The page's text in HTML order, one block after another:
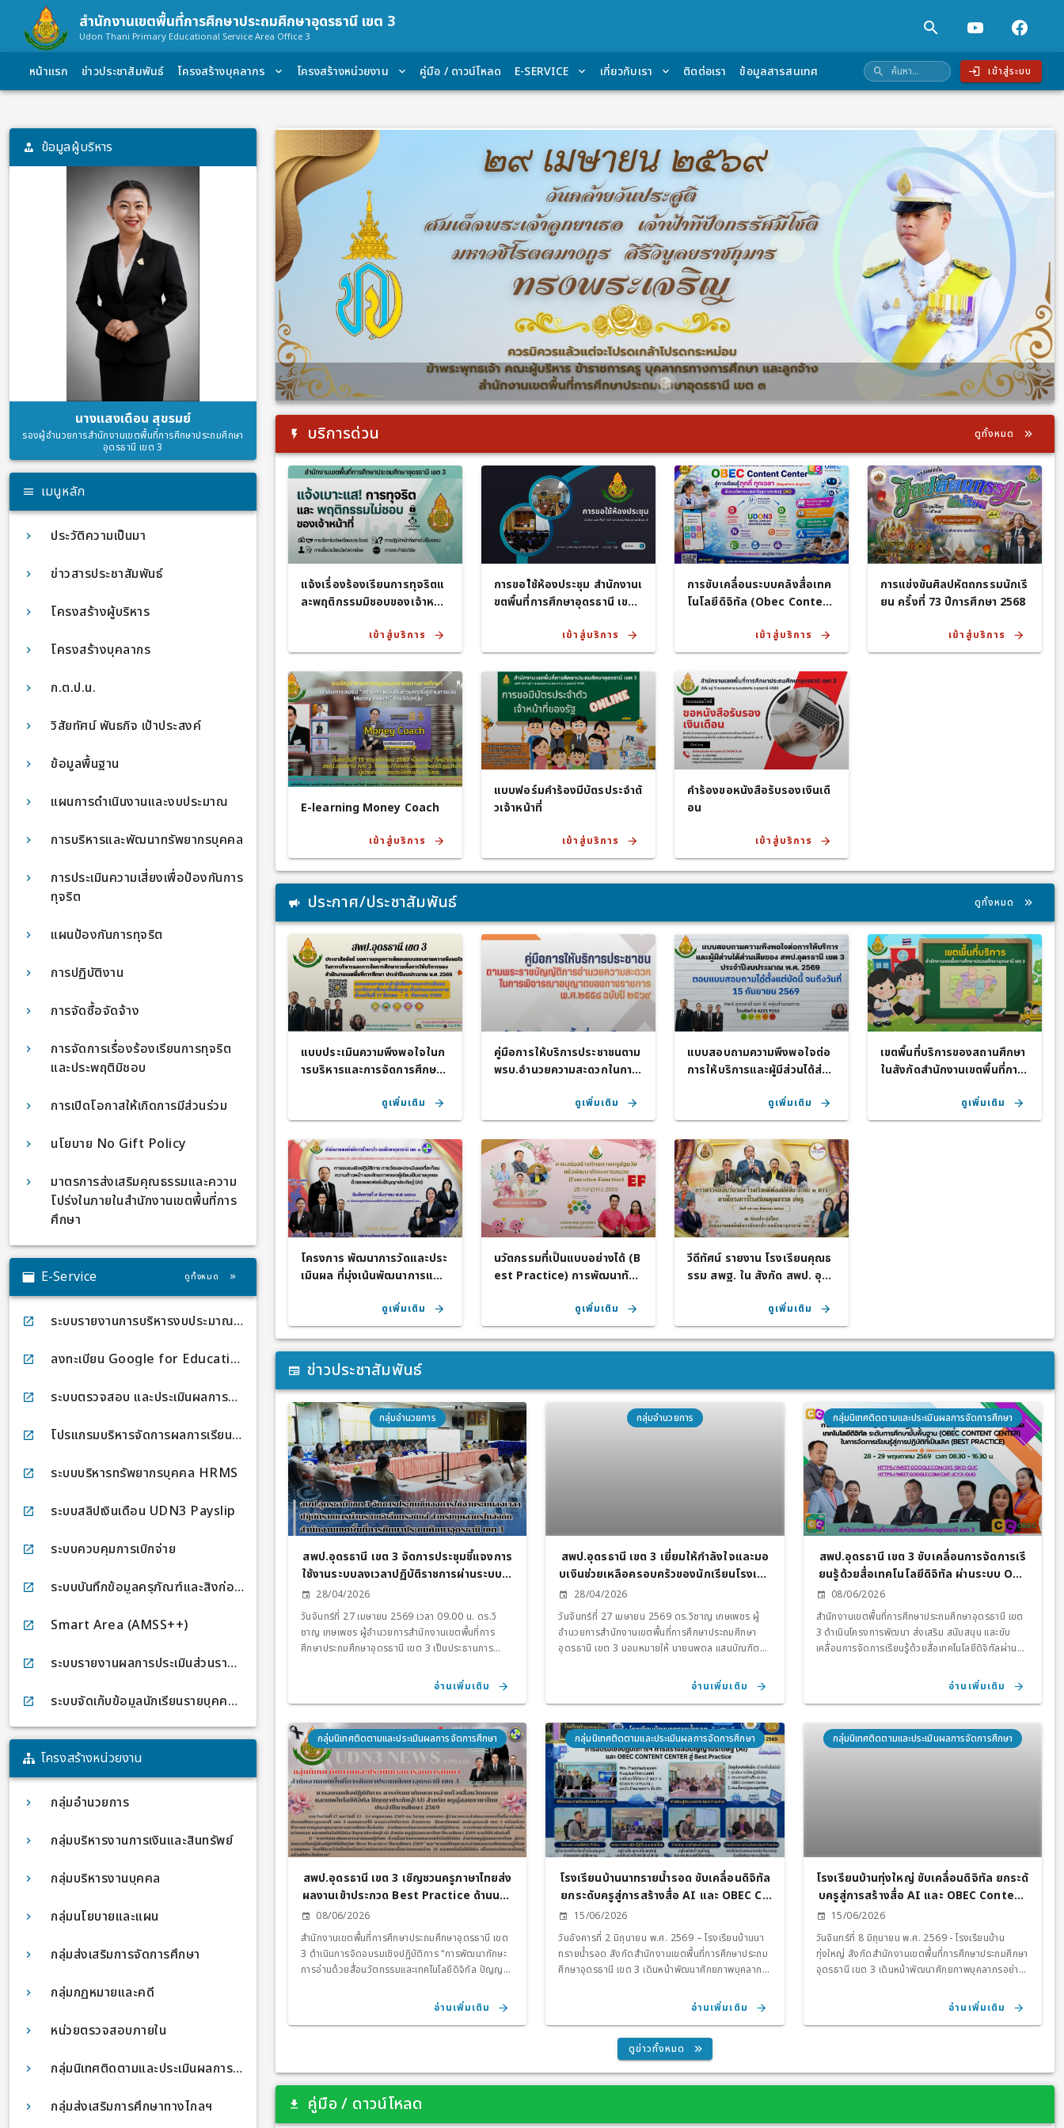
สำนักงานเขตพื้นที่การศึกษาประถมศึกษาอุดรธานี เขต 3
Udon Thani Primary Educational Service Area Office 3
หน้าแรก ข่าวประชาสัมพันธ์ โครงสร้างบุคลากร โครงสร้างหน่วยงาน คู่มือ / ดาวน์โหลด E-SERVICE เกี่ยวกับเรา ติดต่อเรา ข้อมูลสารสนเทศ ค้นหา... เข้าสู่ระบบ
ข้อมูลผู้บริหาร
นางแสงเดือน สุขรมย์
รองผู้อำนวยการสำนักงานเขตพื้นที่การศึกษาประถมศึกษา
อุดรธานี เขต 3
เมนูหลัก
ประวัติความเป็นมา
ข่าวสารประชาสัมพันธ์
โครงสร้างผู้บริหาร
โครงสร้างบุคลากร
ก.ต.ป.น.
วิสัยทัศน์ พันธกิจ เป้าประสงค์
ข้อมูลพื้นฐาน
แผนการดำเนินงานและงบประมาณ
การบริหารและพัฒนาทรัพยากรบุคคล
การประเมินความเสี่ยงเพื่อป้องกันการ
ทุจริต
แผนป้องกันการทุจริต
การปฏิบัติงาน
การจัดซื้อจัดจ้าง
การจัดการเรื่องร้องเรียนการทุจริต
และประพฤติมิชอบ
การเปิดโอกาสให้เกิดการมีส่วนร่วม
นโยบาย No Gift Policy
มาตรการส่งเสริมคุณธรรมและความ
โปร่งในภายในสำนักงานเขตพื้นที่การ
ศึกษา
E-Service ดูทั้งหมด
ระบบรายงานการบริหารงบประมาณรายจ่ายประจำปี E-BUDGET
ลงทะเบียน Google for Education
ระบบตรวจสอบ และประเมินผลการดำเนินงาน eMENSCR
โปรแกรมบริหารจัดการผลการเรียน SCHOOL-MIS
ระบบบริหารทรัพยากรบุคคล HRMS
ระบบสลิปเงินเดือน UDN3 Payslip
ระบบควบคุมการเบิกจ่าย
ระบบบันทึกข้อมูลครุภัณฑ์และสิ่งก่อสร้าง OBEC-ASSETS
Smart Area (AMSS++)
ระบบรายงานผลการประเมินส่วนราชการ KRS
ระบบจัดเก็บข้อมูลนักเรียนรายบุคคล DMC ปีการศึกษา 2569
โครงสร้างหน่วยงาน
กลุ่มอำนวยการ
กลุ่มบริหารงานการเงินและสินทรัพย์
กลุ่มบริหารงานบุคคล
กลุ่มนโยบายและแผน
กลุ่มส่งเสริมการจัดการศึกษา
กลุ่มกฏหมายและคดี
หน่วยตรวจสอบภายใน
กลุ่มนิเทศติดตามและประเมินผลการจัดการศึกษา
กลุ่มส่งเสริมการศึกษาทางไกลฯ
บริการด่วน ดูทั้งหมด
แจ้งเรื่องร้องเรียนการทุจริตแ
ละพฤติกรรมมิชอบของเจ้าหน้า
เข้าสู่บริการ
การขอใ้ช้ห้องประชุม สำนักงานเ
ขตพื้นที่การศึกษาอุดรธานี เขต
เข้าสู่บริการ
การขับเคลื่อนระบบคลังสื่อเทค
โนโลยีดิจิทัล (Obec Content
เข้าสู่บริการ
การแข่งขันศิลปหัตถกรรมนักเรี
ยน ครั้งที่ 73 ปีการศึกษา 2568
เข้าสู่บริการ
E-learning Money Coach
เข้าสู่บริการ
แบบฟอร์มคำร้องมีบัตรประจำตั
วเจ้าหน้าที่
เข้าสู่บริการ
คำร้องขอหนังสือรับรองเงินเดื
อน
เข้าสู่บริการ
ประกาศ/ประชาสัมพันธ์ ดูทั้งหมด
แบบประเมินความพึงพอใจในก
ารบริหารและการจัดการศึกษา
งานเขตพื้นที่การศึกษา ประจำปี
งบประมาณ พ.ศ. 2569
ดูเพิ่มเติม
คู่มือการให้บริการประชาชนตาม
พรบ.อำนวยความสะดวกในการ
ดูเพิ่มเติม
แบบสอบถามความพึงพอใจต่อ
การให้บริการและผู้มีส่วนได้ส่วน
ดูเพิ่มเติม
เขตพื้นที่บริการของสถานศึกษา
ในสังกัดสำนักงานเขตพื้นที่การ
ดูเพิ่มเติม
โครงการ พัฒนาการวัดและประ
เมินผล ที่มุ่งเน้นพัฒนาการและ
ดูเพิ่มเติม
นวัตกรรมที่เป็นแบบอย่างได้ (B
est Practice) การพัฒนาทัก
ction : EF) ระดับปฐมวัย ในกา
รป้องกันและแก้ไขปัญหายาเสพ
ติดในสถานศึกษา
ดูเพิ่มเติม
วีดีทัศน์ รายงาน โรงเรียนคุณธ
รรม สพฐ. ใน สังกัด สพป. อุดร
ดูเพิ่มเติม
ข่าวประชาสัมพันธ์
กลุ่มอำนวยการ
สพป.อุดรธานี เขต 3 จัดการประชุมชี้แจงการ
ใช้งานระบบลงเวลาปฏิบัติราชการผ่านระบบอิเ
ล็กทรอนิกส์ สำหรับบุคลากรในสังกัดสำนักงา
นเขตพื้นที่การศึกษาประถมศึกษาอุดรธานี เขต
3
28/04/2026
วันจันทร์ที่ 27 เมษายน 2569 เวลา 09.00 น. ดร.วิ
ชาญ เกษเพชร ผู้อำนวยการสำนักงานเขตพื้นที่การ
ศึกษาประถมศึกษาอุดรธานี เขต 3 เป็นประธานการ
ระบบอิเล็กทรอนิกส์ สำหรับบุคลากรในสังกัดสำนักงาน
ผอ.สพป.อุดรธานี เขต 3 พร้อมด้วย ผู้อำนวยการกลุ่ม/
หน่วย คณะศึกษานิเทศก์ และบุคลากรในสังกัด
สพป.อุดรธานี เขต 3 เข้าร่วมการประชุม ณ ห้องประชุม
สพป.อด.3 สำนักงานเขตพื้นที่การศึกษาประถมศึกษา
อุดรธานี เขต 3
อ่านเพิ่มเติม
กลุ่มอำนวยการ
สพป.อุดรธานี เขต 3 เยี่ยมให้กำลังใจและมอ
บเงินช่วยเหลือครอบครัวของนักเรียนโรงเรีย
นบ้านหนองกาโนนสิมมา อำเภอบ้านดุง ที่เสีย
ชีวิต จากโครงการ “น้ำใจล้นหลาม ลูก ๆ อุดร
ธานี 3 อิ่มอุ่น”
28/04/2026
วันจันทร์ที่ 27 เมษายน 2569 ดร.วิชาญ เกษเพชร ผู้
อำนวยการสำนักงานเขตพื้นที่การศึกษาประถมศึกษา
อุดรธานี เขต 3 มอบหมายให้ นายนพดล แสนบัณฑิต
ส่งเสริมการจัดการศึกษา เยี่ยมให้กำลังใจและมอบเงิน
เป็นนักเรียนระดับชั้นประถมศึกษาปีที่ 1 จำนวน 5,000
บาท จากบัญชี “น้ำใจล้นหลาม ลูก ๆ อุดรธานี 3 อิ่มอุ่น”
ณ บ้านโนนสิมมาเหนือ ตำบลบ้านจันทร์ อำเภอบ้านดุง
จังหวัดอุดรธานี
อ่านเพิ่มเติม
กลุ่มนิเทศติดตามและประเมินผลการจัดการศึกษา
สพป.อุดรธานี เขต 3 ขับเคลื่อนการจัดการเรี
ยนรู้ด้วยสื่อเทคโนโลยีดิจิทัล ผ่านระบบ OBE
C Content Center พร้อมส่งเสริมการสร้า
งนวัตกรรมและคัดเลือกผลงาน Best Pract
ice ปีการศึกษา 2569
08/06/2026
สำนักงานเขตพื้นที่การศึกษาประถมศึกษาอุดรธานี เขต
3 ดำเนินโครงการพัฒนา ส่งเสริม สนับสนุน และขับ
เคลื่อนการจัดการเรียนรู้ด้วยสื่อเทคโนโลยีดิจิทัลผ่าน
(OBEC Content Center) เพื่อยกระดับคุณภาพการ
ศึกษา สามารถเข้าถึงองค์ความรู้ สื่อการเรียนรู้ และ
นวัตกรรมทางการศึกษาที่มีคุณภาพ นำไปประยุกต์ใช้ใน
หรือผู้ได้รับมอบหมาย เพื่อรับฟังแนวทางการดำเนินงาน
และสร้างความเข้าใจในการใช้งานระบบ OBEC
Content Center 📅 วันที่ 7 พฤษภาคม 2569 🕣
เวลา 08.30 – 12.00 น. 💻 ผ่านระบบประชุมออนไลน์
Google Meet 2. การคัดเลือกผลงานที่มีวิธีปฏิบัติที่
เป็นเลิศ (Best Practice) เปิดโอกาสให้สถานศึกษา ครู
และบุคลากรทางการศึกษา ส่งผลงานเข้ารับการคัด
เลือกผลงานที่มีวิธีปฏิบัติที่เป็นเลิศ (Best Practice)
ผลงานจำนวน 3 เล่ม 📅 ภายในวันที่ 10 มิถุนายน
2569 📍 ห้องนิเทศ ติดตามและประเมินผลการจัดการ
ประถมศึกษาอุดรธานี เขต 3 จะดำเนินการพิจารณาคัด
ประถมศึกษาอุดรธานี เขต 3 โดยผลงานที่ได้รับรางวัล
อ่านเพิ่มเติม
กลุ่มนิเทศติดตามและประเมินผลการจัดการศึกษา
สพป.อุดรธานี เขต 3 เชิญชวนครูภาษาไทยส่ง
ผลงานเข้าประกวด Best Practice ด้านนวัต
กรรมการจัดการเรียนรู้เพื่อพัฒนาทักษะการอ่
าน โดยใช้เทคโนโลยีทางการศึกษาและปัญญา
ประดิษฐ์ (AI) ปีการศึกษา 2569
08/06/2026
สำนักงานเขตพื้นที่การศึกษาประถมศึกษาอุดรธานี เขต
3 ดำเนินการจัดอบรมเชิงปฏิบัติการ “การพัฒนาทักษะ
การอ่านด้วยสื่อนวัตกรรมและเทคโนโลยีดิจิทัล ปัญญา
สอนภาษาไทย ปีการศึกษา 2569”และการประยุกต์ใช้สื่อ
สามารถนำเทคโนโลยีปัญญาประดิษฐ์ (AI) มาประยุกต์ใช้
ในการพัฒนาทักษะการอ่านและการเขียนของผู้เรียนได้
อ่านเพิ่มเติม
กลุ่มนิเทศติดตามและประเมินผลการจัดการศึกษา
โรงเรียนบ้านนาทรายน้ำรอด ขับเคลื่อนดิจิทัล
ยกระดับครูสู่การสร้างสื่อ AI และ OBEC Co
ntent Center มุ่งเป้าความเป็นเลิศทางการ
ศึกษา
15/06/2026
วันอังคารที่ 2 มิถุนายน พ.ศ. 2569 – โรงเรียนบ้านนา
ทรายน้ำรอด สังกัดสำนักงานเขตพื้นที่การศึกษาประถม
ศึกษาอุดรธานี เขต 3 เดินหน้าพัฒนาศักยภาพบุคลากร
ดา ผู้อำนวยการโรงเรียน และ นายณฐพงศ์ วิชัย รองผู้
ใช้สื่อในการจัดการเรียนการสอน" ณ ห้องประชุม
โรงเรียนบ้านนาทรายน้ำรอด การอบรมในครั้งนี้มุ่งเน้น
อ่านเพิ่มเติม
กลุ่มนิเทศติดตามและประเมินผลการจัดการศึกษา
โรงเรียนบ้านทุ่งใหญ่ ขับเคลื่อนดิจิทัล ยกระดั
บครูสู่การสร้างสื่อ AI และ OBEC Content
Center มุ่งเป้าความเป็นเลิศทางการศึกษา
15/06/2026
วันจันทร์ที่ 8 มิถุนายน พ.ศ. 2569 - โรงเรียนบ้าน
ทุ่งใหญ่ สังกัดสำนักงานเขตพื้นที่การศึกษาประถมศึกษา
อุดรธานี เขต 3 เดินหน้าพัฒนาศักยภาพบุคลากรอย่าง
ศึกษา เข้าร่วม "การอบรมเชิงปฏิบัติการและการใช้สื่อใน
อ่านเพิ่มเติม
ดูข่าวทั้งหมด
คู่มือ / ดาวน์โหลด